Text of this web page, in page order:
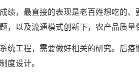
绩，最直接的表现是老百姓想吃的
以及流通模式创新下，农产品质量
统工程，需要做好相关的研究。后
度设计。